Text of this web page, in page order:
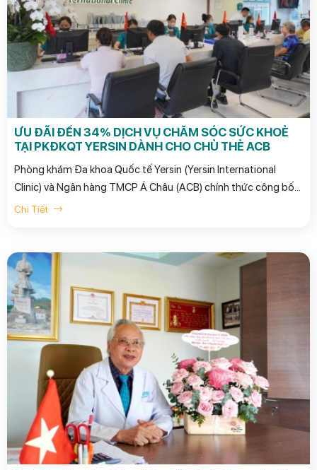
ƯU ĐÃI ĐẾN 34% DỊCH VỤ CHĂM SÓC SỨC KHOẺ
TẠI PKĐKQT YERSIN DÀNH CHO CHỦ THẺ ACB
Phòng khám Đa khoa Quốc tế Yersin (Yersin International
Clinic) và Ngân hàng TMCP Á Châu (ACB) chính thức công bố
chương trình hợp tác, mang đến đặc quyền chăm sóc sức
Chi Tiết